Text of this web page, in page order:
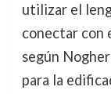
utilizar el
conectar con
según
para la